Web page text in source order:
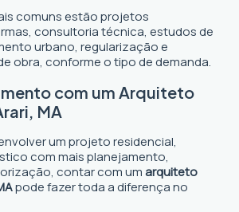
comuns estão projetos
consultoria técnica, estudos de
urbano, regularização e
obra, conforme o tipo de demanda.
com um Arquiteto
MA
um projeto residencial,
com mais planejamento,
contar com umarquiteto
pode fazer toda a diferença no